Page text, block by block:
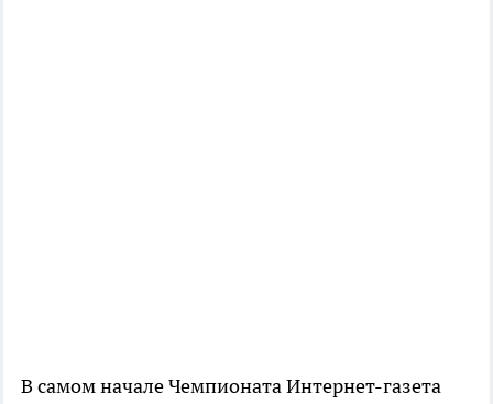
В самом начале Чемпионата Интернет-газета